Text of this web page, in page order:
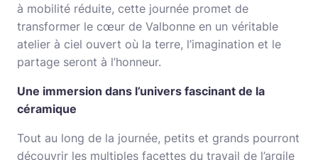
à mobilité réduite, cette journée promet de
transformer le cœur de Valbonne en un véritable
atelier à ciel ouvert où la terre, l’imagination et le
partage seront à l’honneur.
Une immersion dans l’univers fascinant de la
céramique
Tout au long de la journée, petits et grands pourront
découvrir les multiples facettes du travail de l’argile